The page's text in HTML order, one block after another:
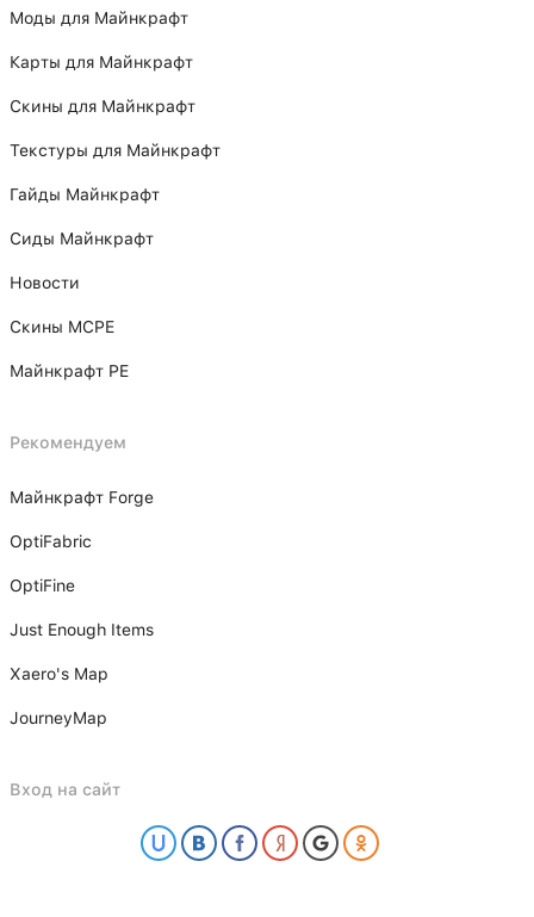
Моды для Майнкрафт
Карты для Майнкрафт
Скины для Майнкрафт
Текстуры для Майнкрафт
Гайды Майнкрафт
Сиды Майнкрафт
Новости
Скины MCPE
Майнкрафт PE
Рекомендуем
Майнкрафт Forge
OptiFabric
OptiFine
Just Enough Items
Xаero's Mаp
JourneyMap
Вход на сайт